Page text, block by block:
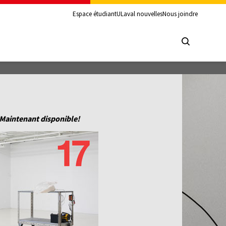
Espace étudiantULaval nouvellesNous joindre
Maintenant disponible!